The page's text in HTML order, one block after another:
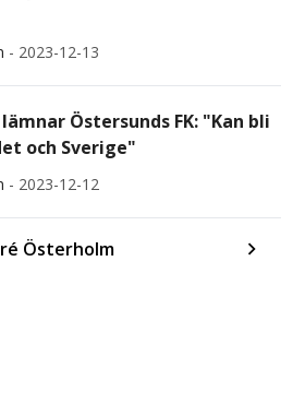
- 2023-12-13
Östersunds FK: "Kan bli
och Sverige"
- 2023-12-12
Österholm